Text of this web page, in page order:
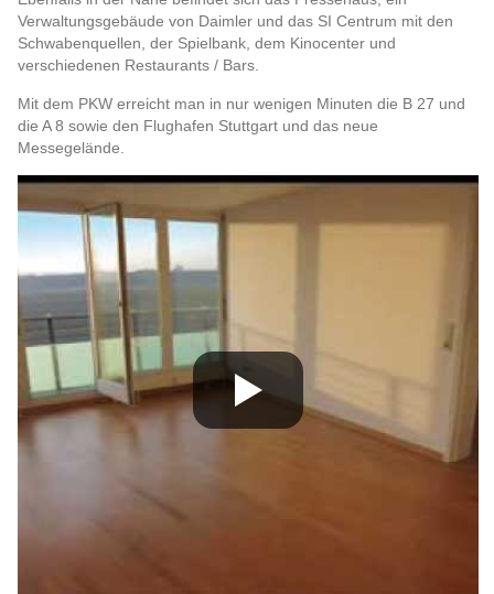
Verwaltungsgebäude von Daimler und das SI Centrum mit den
Schwabenquellen, der Spielbank, dem Kinocenter und
verschiedenen Restaurants / Bars.
Mit dem PKW erreicht man in nur wenigen Minuten die B 27 und
die A 8 sowie den Flughafen Stuttgart und das neue
Messegelände.